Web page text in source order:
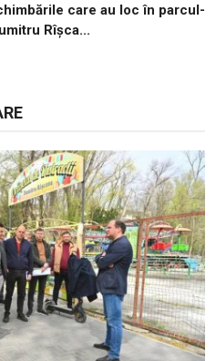
care au loc în parcul-
Rîșca...